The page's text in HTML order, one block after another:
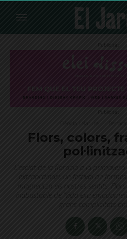
Publicitat
Publicitat
Flors, colors,
L’esclat de la floració a la
extraordinari, un festival de
magnetitza els nostres sentits.
inabastable de “vida
grans complicitats